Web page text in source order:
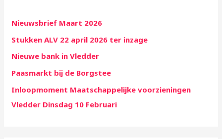
Nieuwsbrief Maart 2026
Stukken ALV 22 april 2026 ter inzage
Nieuwe bank in Vledder
Paasmarkt bij de Borgstee
Inloopmoment Maatschappelijke voorzieningen
Vledder Dinsdag 10 Februari